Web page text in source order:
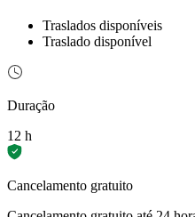
Traslados disponíveis
Traslado disponível
Duração
12 h
Cancelamento gratuito